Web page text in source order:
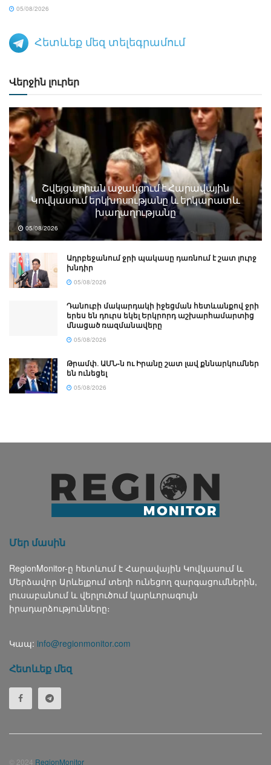
05/08/2026
Հետևեք մեզ տելեգրամում
Վերջին լուրեր
Շվեյցարիան աջակցում է Հարավային
Կովկասում երկխոսությանը և երկարատև
խաղաղությանը
05/08/2026
Ադրբեջանում ջրի պակասը դառնում է շատ լուրջ
խնդիր
05/08/2026
Դանուբի մակարդակի իջեցման հետևանքով ջրի
երես են դուրս եկել Երկրորդ աշխարհամարտից
մնացած ռազմանավերը
05/08/2026
Թրամփ․ ԱՄՆ-ն ու Իրանը շատ լավ քննարկումներ
են ունեցել
05/08/2026
Մեր մասին
RegionMonitor-ը հետևում է Հարավային Կովկասում և
Մերձավոր Արևելքում տեղի ունեցող զարգացումներին,
լուսաբանում և վերլուծում կարևորագույն
իրադարձությունները։
Կապ: info@regionmonitor.com
Հետևեք մեզ
© 2024 RegionMonitor